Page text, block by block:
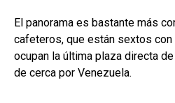
El panorama es bastante más
cafeteros, que están sextos con
ocupan la última plaza directa
de cerca por Venezuela.